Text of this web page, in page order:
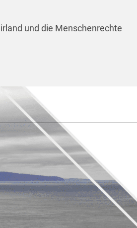
und die Menschenrechte